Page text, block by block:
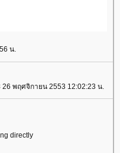
น.
พฤศจิกายน 2553 12:02:23 น.
directly